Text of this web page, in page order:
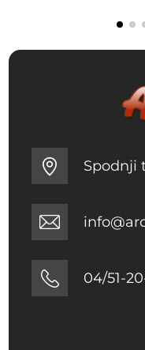
Spodnji
04/51-